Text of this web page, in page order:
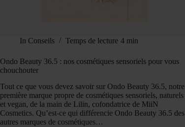
In Conseils Temps de lecture 4 min
Ondo Beauty 36.5 : nos cosmétiques sensoriels pour vous
chouchouter
Tout ce que vous devez savoir sur Ondo Beauty 36.5, notre
première marque propre de cosmétiques sensoriels, naturels
et vegan, de la main de Lilin, cofondatrice de MiiN
Cosmetics. Qu’est-ce qui différencie Ondo Beauty 36.5 des
autres marques de cosmétiques…